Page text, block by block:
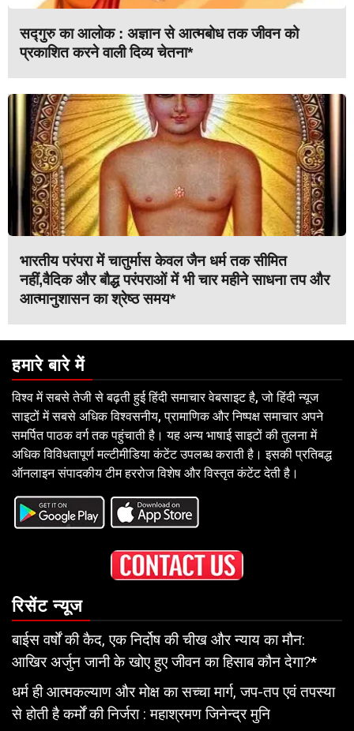
सद्गुरु का आलोक : अज्ञान से आत्मबोध तक जीवन को
प्रकाशित करने वाली दिव्य चेतना*
भारतीय परंपरा में चातुर्मास केवल जैन धर्म तक सीमित
नहीं,वैदिक और बौद्ध परंपराओं में भी चार महीने साधना तप और
आत्मानुशासन का श्रेष्ठ समय*
हमारे बारे में
विश्व में सबसे तेजी से बढ़ती हुई हिंदी समाचार वेबसाइट है, जो हिंदी न्यूज
साइटों में सबसे अधिक विश्वसनीय, प्रामाणिक और निष्पक्ष समाचार अपने
समर्पित पाठक वर्ग तक पहुंचाती है। यह अन्य भाषाई साइटों की तुलना में
अधिक विविधतापूर्ण मल्टीमीडिया कंटेंट उपलब्ध कराती है। इसकी प्रतिबद्ध
ऑनलाइन संपादकीय टीम हररोज विशेष और विस्तृत कंटेंट देती है।
रिसेंट न्यूज
बाईस वर्षों की कैद, एक निर्दोष की चीख और न्याय का मौन:
आखिर अर्जुन जानी के खोए हुए जीवन का हिसाब कौन देगा?*
धर्म ही आत्मकल्याण और मोक्ष का सच्चा मार्ग, जप-तप एवं तपस्या
से होती है कर्मों की निर्जरा : महाश्रमण जिनेन्द्र मुनि